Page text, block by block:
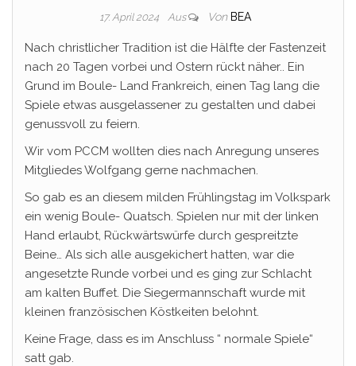
17. April 2024 Aus Von BEA
Nach christlicher Tradition ist die Hälfte der Fastenzeit
nach 20 Tagen vorbei und Ostern rückt näher.. Ein
Grund im Boule- Land Frankreich, einen Tag lang die
Spiele etwas ausgelassener zu gestalten und dabei
genussvoll zu feiern.
Wir vom PCCM wollten dies nach Anregung unseres
Mitgliedes Wolfgang gerne nachmachen.
So gab es an diesem milden Frühlingstag im Volkspark
ein wenig Boule- Quatsch. Spielen nur mit der linken
Hand erlaubt, Rückwärtswürfe durch gespreitzte
Beine… Als sich alle ausgekichert hatten, war die
angesetzte Runde vorbei und es ging zur Schlacht
am kalten Buffet. Die Siegermannschaft wurde mit
kleinen französischen Köstkeiten belohnt.
Keine Frage, dass es im Anschluss “ normale Spiele“
satt gab.